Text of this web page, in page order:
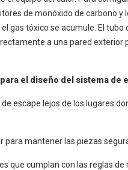
de monóxido de carbono y
gas tóxico se acumule. El tubo
a una pared exterior
el diseño del sistema de
escape lejos de los lugares
para mantener las piezas
que cumplan con las reglas de